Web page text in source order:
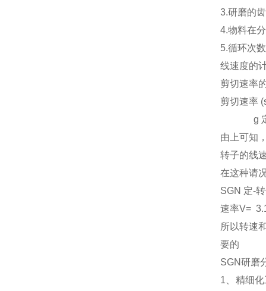
3.研磨的
4.物料在
5.循环次
线速度的
剪切速率
剪切速
g 定-
由上可知
转子的线
在这种请
SGN 定-
速率V=
所以转速
要的
SGN研磨
1、精细